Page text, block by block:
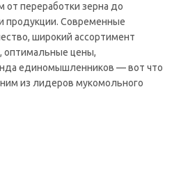
от переработки зерна до
продукции. Современные
широкий ассортимент
оптимальные цены,
единомышленников — вот что
из лидеров мукомольного